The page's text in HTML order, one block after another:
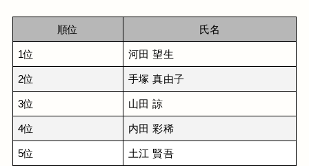
順位 氏名
1位 河田 望生
2位 手塚 真由子
3位 山田 諒
4位 内田 彩稀
5位 土江 賢吾